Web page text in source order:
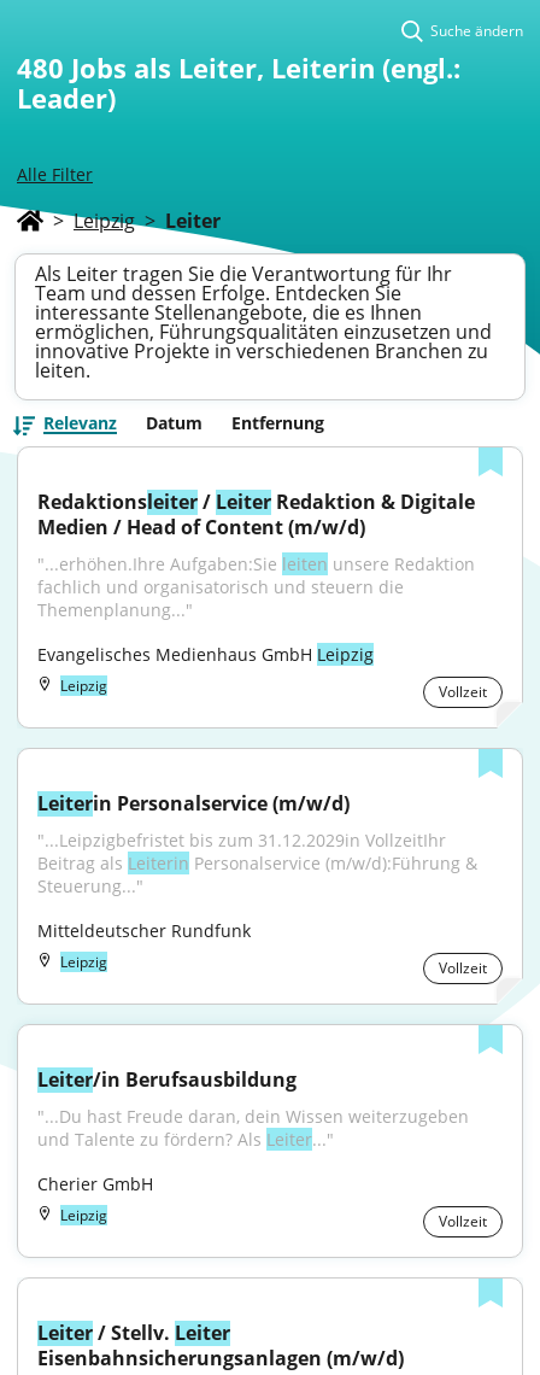
Alle Filter
Suche ändern
480 Jobs als Leiter, Leiterin (engl.:
Leader)
> Leipzig > Leiter
Als Leiter tragen Sie die Verantwortung für Ihr
Team und dessen Erfolge. Entdecken Sie
interessante Stellenangebote, die es Ihnen
ermöglichen, Führungsqualitäten einzusetzen und
innovative Projekte in verschiedenen Branchen zu
leiten.
Relevanz Datum Entfernung
Redaktionsleiter / Leiter Redaktion & Digitale
Medien / Head of Content (m/w/d)
"...erhöhen.Ihre Aufgaben:Sie leiten unsere Redaktion
fachlich und organisatorisch und steuern die
Themenplanung..."
Evangelisches Medienhaus GmbH Leipzig
Leipzig Vollzeit
Leiterin Personalservice (m/w/d)
"...Leipzigbefristet bis zum 31.12.2029in VollzeitIhr
Beitrag als Leiterin Personalservice (m/w/d):Führung &
Steuerung..."
Mitteldeutscher Rundfunk
Leipzig Vollzeit
Leiter/in Berufsausbildung
"...Du hast Freude daran, dein Wissen weiterzugeben
und Talente zu fördern? Als Leiter..."
Cherier GmbH
Leipzig Vollzeit
Leiter / Stellv. Leiter
Eisenbahnsicherungsanlagen (m/w/d)